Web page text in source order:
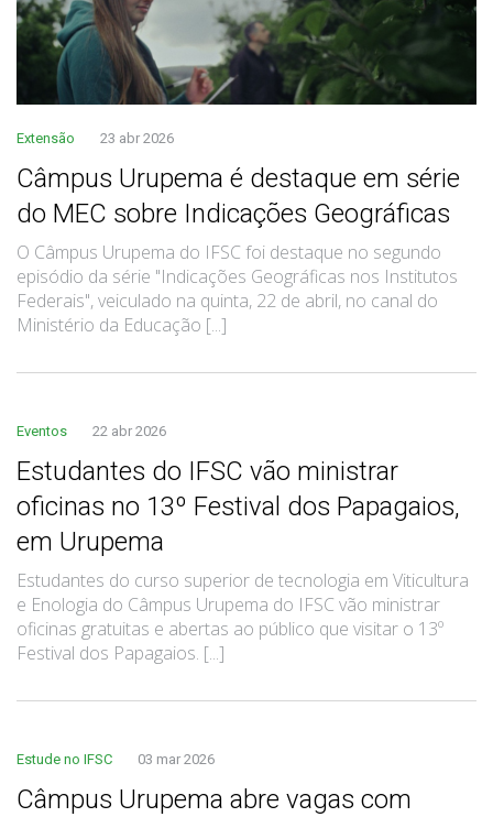
Extensão 23 abr 2026
Câmpus Urupema é destaque em série
do MEC sobre Indicações Geográficas
O Câmpus Urupema do IFSC foi destaque no segundo
episódio da série "Indicações Geográficas nos Institutos
Federais", veiculado na quinta, 22 de abril, no canal do
Ministério da Educação [...]
Eventos 22 abr 2026
Estudantes do IFSC vão ministrar
oficinas no 13º Festival dos Papagaios,
em Urupema
Estudantes do curso superior de tecnologia em Viticultura
e Enologia do Câmpus Urupema do IFSC vão ministrar
oficinas gratuitas e abertas ao público que visitar o 13º
Festival dos Papagaios. [...]
Estude no IFSC 03 mar 2026
Câmpus Urupema abre vagas com